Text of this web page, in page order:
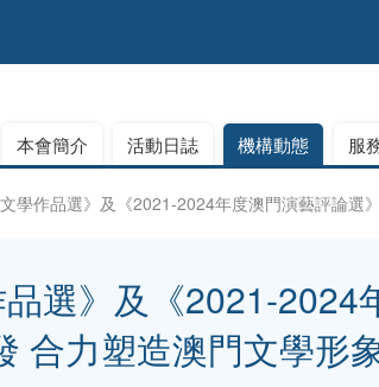
本會簡介 活動日誌 機構動態 服
學作品選》及《2021-2024年度澳門演藝評論選
選》及《2021-2024
合力塑造澳門文學形